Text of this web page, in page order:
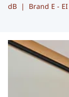
dB | Brand E - EI